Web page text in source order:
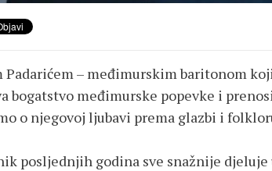
Padarićem – međimurskim baritonom
bogatstvo međimurske popevke i
o njegovoj ljubavi prema glazbi i
posljednjih godina sve snažnije djeluje